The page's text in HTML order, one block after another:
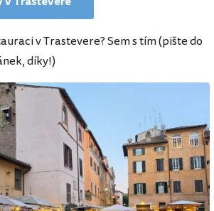
v Trastevere? Sem s tím (pište do
díky!)